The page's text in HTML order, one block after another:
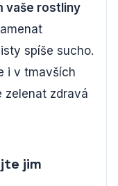
vaše rostliny
spíše sucho.
i v tmavších
zelenat zdravá
jim